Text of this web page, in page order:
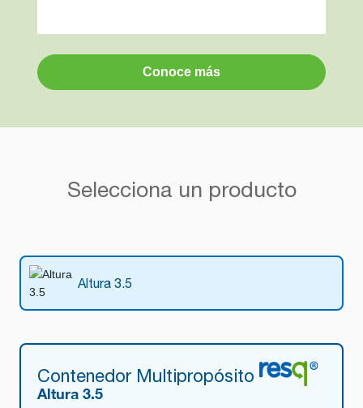
Conoce más
Selecciona un producto
Altura 3.5
Contenedor Multipropósito
Altura 3.5